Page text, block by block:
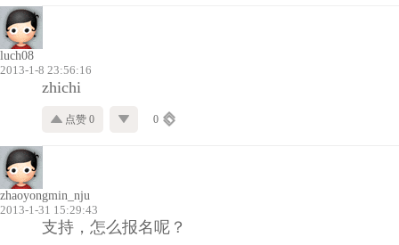
luch08
2013-1-8 23:56:16
zhichi
点赞 0 0
zhaoyongmin_nju
2013-1-31 15:29:43
支持，怎么报名呢？